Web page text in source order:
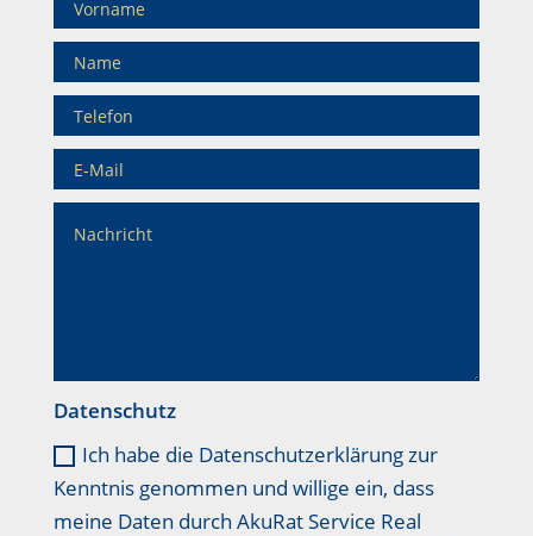
Datenschutz
Ich habe die Datenschutzerklärung zur
Kenntnis genommen und willige ein, dass
meine Daten durch AkuRat Service Real